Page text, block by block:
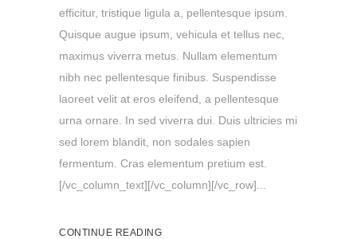
efficitur, tristique ligula a, pellentesque ipsum.
Quisque augue ipsum, vehicula et tellus nec,
maximus viverra metus. Nullam elementum
nibh nec pellentesque finibus. Suspendisse
laoreet velit at eros eleifend, a pellentesque
urna ornare. In sed viverra dui. Duis ultricies mi
sed lorem blandit, non sodales sapien
fermentum. Cras elementum pretium est.
[/vc_column_text][/vc_column][/vc_row]...
CONTINUE READING